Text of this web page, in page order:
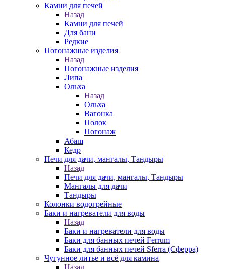
Камни для печей
Назад
Камни для печей
Для бани
Редкие
Погонажные изделия
Назад
Погонажные изделия
Липа
Ольха
Назад
Ольха
Вагонка
Полок
Погонаж
Абаш
Кедр
Печи для дачи, мангалы, Тандыры
Назад
Печи для дачи, мангалы, Тандыры
Мангалы для дачи
Тандыры
Колонки водогрейные
Баки и нагреватели для воды
Назад
Баки и нагреватели для воды
Баки для банных печей Ferrum
Баки для банных печей Sferra (Сферра)
Чугунное литье и всё для камина
Назад